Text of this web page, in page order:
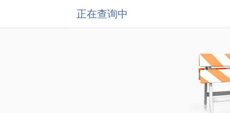
正在查询中